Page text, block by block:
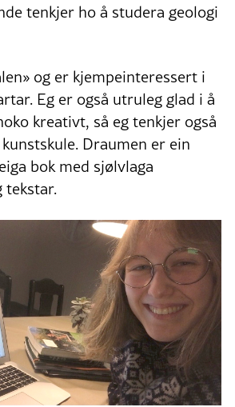
tenkjer ho å studera geologi
og er kjempeinteressert i
Eg er også utruleg glad i å
kreativt, så eg tenkjer også
Draumen er ein
bok med sjølvlaga
tekstar.